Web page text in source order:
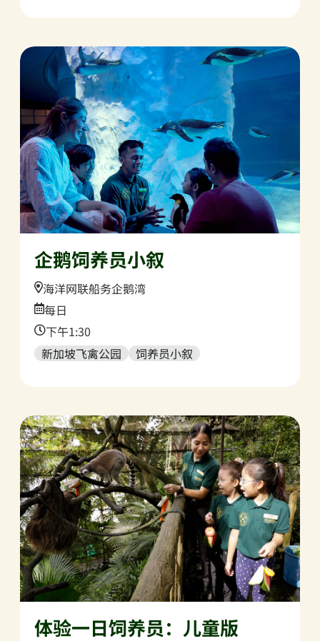
企鹅饲养员小叙
Location:
海洋网联船务企鹅湾
Date:
每日
Time:
下午1:30
新加坡飞禽公园
饲养员小叙
体验一日饲养员：儿童版